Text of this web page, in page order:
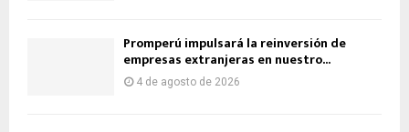
Promperú impulsará la reinversión de
empresas extranjeras en nuestro...
4 de agosto de 2026